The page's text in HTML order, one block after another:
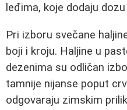
leđima, koje dodaju
Pri izboru svečane
boji i kroju. Haljine u
dezenima su odličan
tamnije nijanse poput
odgovaraju zimskim